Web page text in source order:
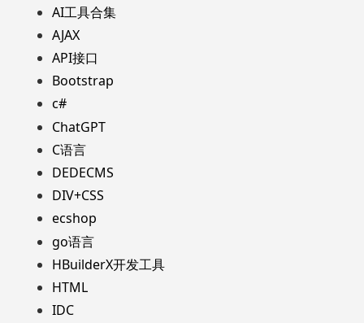
AI工具合集
AJAX
API接口
Bootstrap
c#
ChatGPT
C语言
DEDECMS
DIV+CSS
ecshop
go语言
HBuilderX开发工具
HTML
IDC